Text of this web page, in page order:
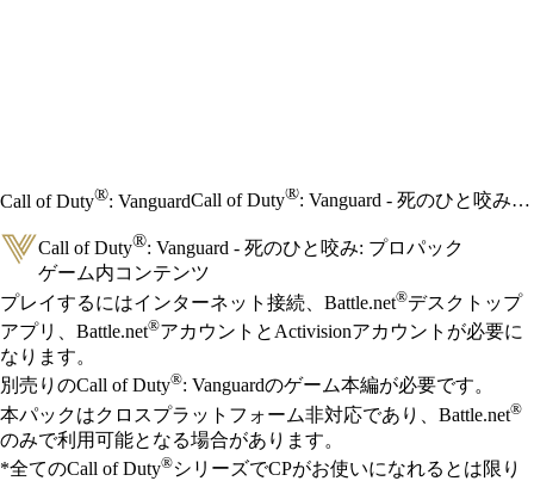
Call of Duty®: VanguardCall of Duty®: Vanguard - 死のひと咬み: プロパック
Call of Duty®: Vanguard - 死のひと咬み: プロパック
ゲーム内コンテンツ
価格
Available actions
プレイするにはインターネット接続、Battle.net®デスクトップ
アプリ、Battle.net®アカウントとActivisionアカウントが必要に
なります。
別売りのCall of Duty®: Vanguardのゲーム本編が必要です。
本パックはクロスプラットフォーム非対応であり、Battle.net®
のみで利用可能となる場合があります。
*全てのCall of Duty®シリーズでCPがお使いになれるとは限り